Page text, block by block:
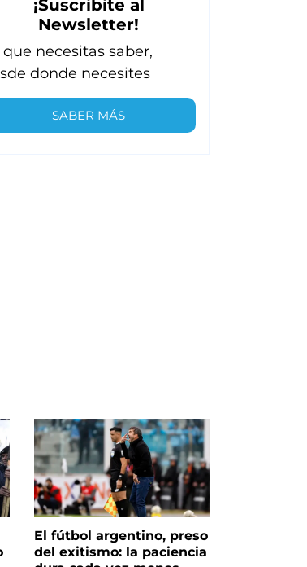
¡Suscribite al
Newsletter!
que necesitas saber,
donde necesites
SABER MÁS
El fútbol argentino, preso
del exitismo: la paciencia